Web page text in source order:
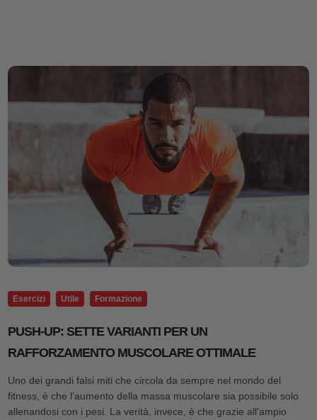
Esercizi Utile Formazione
PUSH-UP: SETTE VARIANTI PER UN
RAFFORZAMENTO MUSCOLARE OTTIMALE
Uno dei grandi falsi miti che circola da sempre nel mondo del
fitness, è che l’aumento della massa muscolare sia possibile solo
allenandosi con i pesi. La verità, invece, è che grazie all'ampio